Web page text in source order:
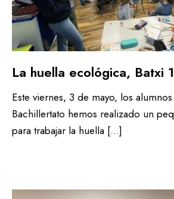
La huella ecológica, Batxi 1
Este viernes, 3 de mayo, los alumnos
Bachillertato hemos realizado un
para trabajar la huella […]